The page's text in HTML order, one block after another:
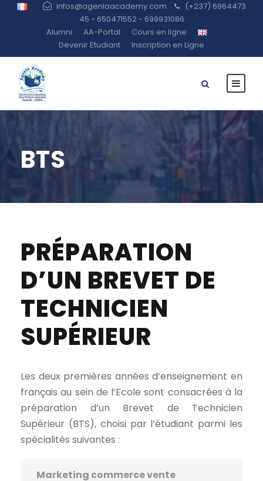
infos@agenlaacademy.com
(+237) 6964473
45 - 650471552 - 699931086
Alumni
AA-Portal
Cours en ligne
Devenir Etudiant
Inscription en Ligne
BTS
PRÉPARATION
D’UN BREVET DE
TECHNICIEN
SUPÉRIEUR
Les deux premières années d’enseignement en
français au sein de l’Ecole sont consacrées à la
préparation d’un Brevet de Technicien
Supérieur (BTS), choisi par l’étudiant parmi les
spécialités suivantes :
Marketing commerce vente